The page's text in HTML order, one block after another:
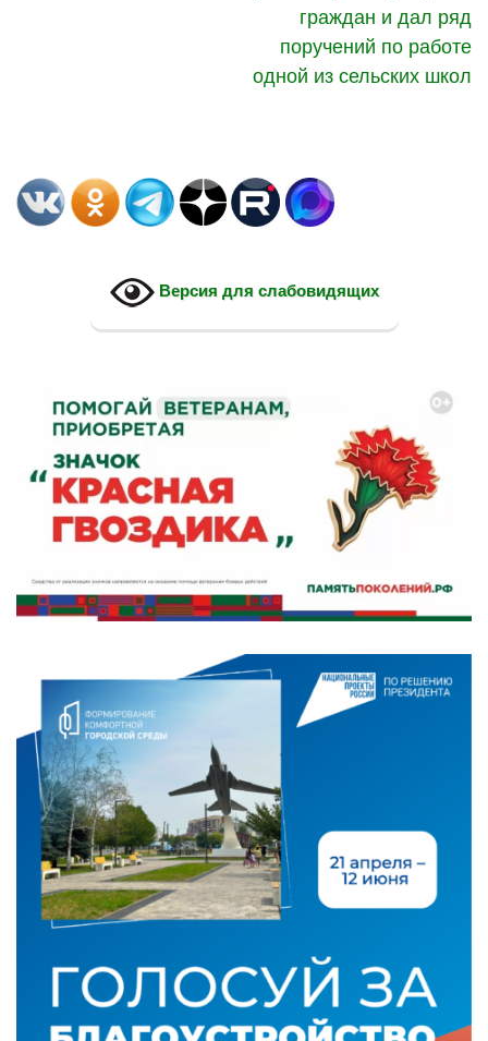
граждан и дал ряд
поручений по работе
одной из сельских школ
Версия для слабовидящих